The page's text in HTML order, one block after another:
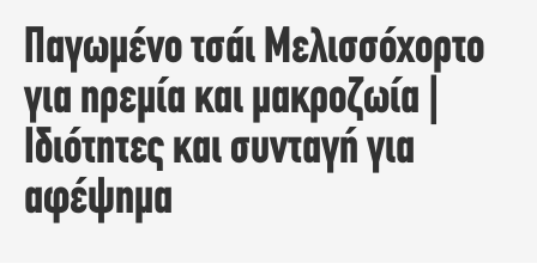
Παγωμένο τσάι Μελισσόχορτο
για ηρεμία και μακροζωία |
Ιδιότητες και συνταγή για
αφέψημα